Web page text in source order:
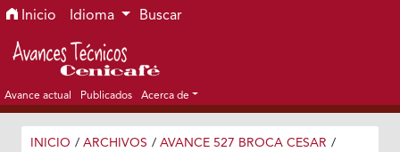
Ir al menú de navegación principal
Ir al contenido principal
Ir al pie de página del sitio
Inicio Idioma Buscar
Avance actual Publicados Acerca de
INICIO / ARCHIVOS / AVANCE 527 BROCA CESAR /